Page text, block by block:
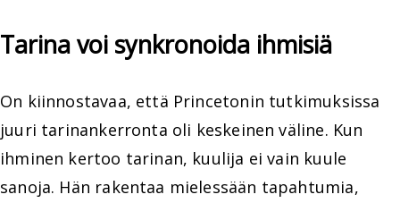
Tarina voi synkronoida ihmisiä
On kiinnostavaa, että Princetonin tutkimuksissa
juuri tarinankerronta oli keskeinen väline. Kun
ihminen kertoo tarinan, kuulija ei vain kuule
sanoja. Hän rakentaa mielessään tapahtumia,